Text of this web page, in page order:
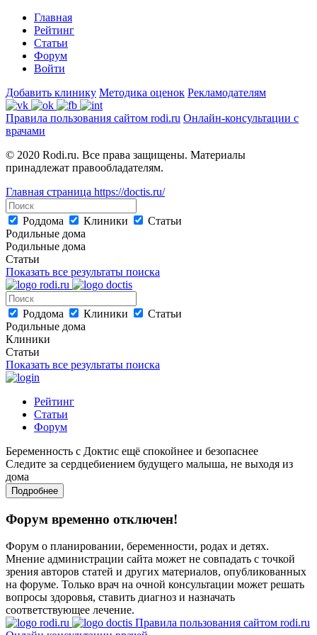
Главная
Рейтинг
Статьи
Форум
Войти
Добавить клинику Методика оценок Рекламодателям
Правила пользования сайтом rodi.ru Онлайн-консультации с
врачами
© 2020 Rodi.ru. Все права защищены. Материалы
принадлежат правообладателям.
Главная страница https://doctis.ru/
Роддома Клиники
Статьи
Родильные дома
Родильные дома
Статьи
Показать все результаты поиска
Роддома Клиники
Статьи
Родильные дома
Клиники
Статьи
Показать все результаты поиска
Рейтинг
Статьи
Форум
Беременность с Доктис ещё спокойнее и безопаснее
Следите за сердцебиением будущего малыша, не выходя из
дома
Подробнее
Форум временно отключен!
Форум о планировании, беременности, родах и детях.
Мнение администрации сайта может не совпадать с точкой
зрения авторов статей и других материалов, опубликованных
на форуме. Только врач на очной консультации может решать
вопросы здоровья, ставить диагноз и назначать
соответствующее лечение.
Правила пользования сайтом rodi.ru